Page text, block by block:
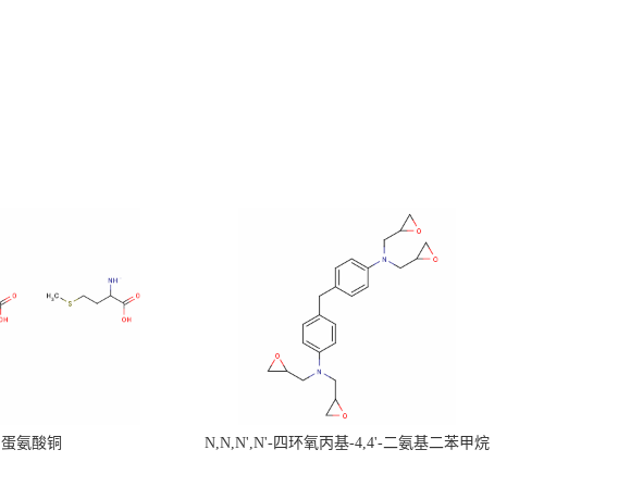
蛋氨酸铜 N,N,N',N'-四环氧丙基-4,4'-二氨基二苯甲烷